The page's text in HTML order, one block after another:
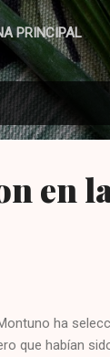
PRINCIPAL
en
ha
que habían